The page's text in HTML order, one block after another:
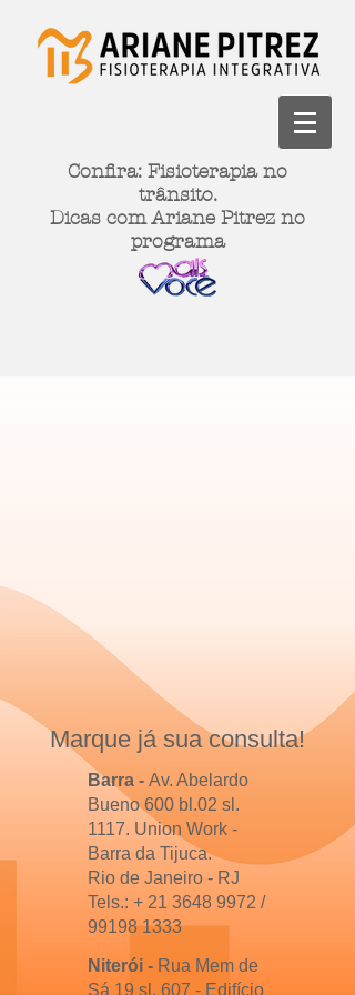
Confira: Fisioterapia no
trânsito.
Dicas com Ariane Pitrez no
programa
Marque já sua consulta!
Barra - Av. Abelardo
Bueno 600 bl.02 sl.
1117. Union Work -
Barra da Tijuca.
Rio de Janeiro - RJ
Tels.: + 21 3648 9972 /
99198 1333
Niterói - Rua Mem de
Sá 19 sl. 607 - Edifício